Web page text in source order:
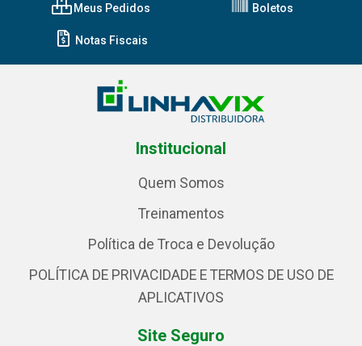
Meus Pedidos Boletos
Notas Fiscais
Institucional
Quem Somos
Treinamentos
Política de Troca e Devolução
POLÍTICA DE PRIVACIDADE E TERMOS DE USO DE
APLICATIVOS
Site Seguro